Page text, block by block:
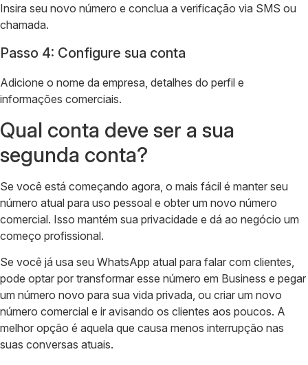
Insira seu novo número e conclua a verificação via SMS ou
chamada.
Passo 4: Configure sua conta
Adicione o nome da empresa, detalhes do perfil e
informações comerciais.
Qual conta deve ser a sua
segunda conta?
Se você está começando agora, o mais fácil é manter seu
número atual para uso pessoal e obter um novo número
comercial. Isso mantém sua privacidade e dá ao negócio um
começo profissional.
Se você já usa seu WhatsApp atual para falar com clientes,
pode optar por transformar esse número em Business e pegar
um número novo para sua vida privada, ou criar um novo
número comercial e ir avisando os clientes aos poucos. A
melhor opção é aquela que causa menos interrupção nas
suas conversas atuais.